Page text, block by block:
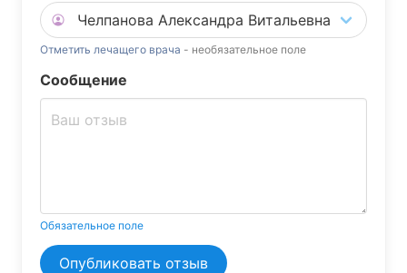
Отметить лечащего врача - необязательное поле
Сообщение
Обязательное поле
Опубликовать отзыв